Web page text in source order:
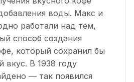
воды. Макс и
работали над тем,
способ создания
который сохранил бы
вкус. В 1938 году
— так появился